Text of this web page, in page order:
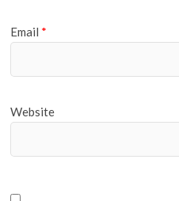
Email *
Website